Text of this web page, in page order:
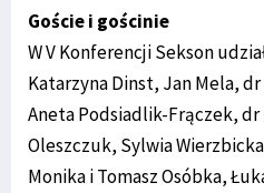
Goście i gościnie
W V Konferencji Sekson
Katarzyna Dinst, Jan Mela,
Aneta Podsiadlik-Frączek, dr
Oleszczuk, Sylwia
Monika i Tomasz Osóbka,